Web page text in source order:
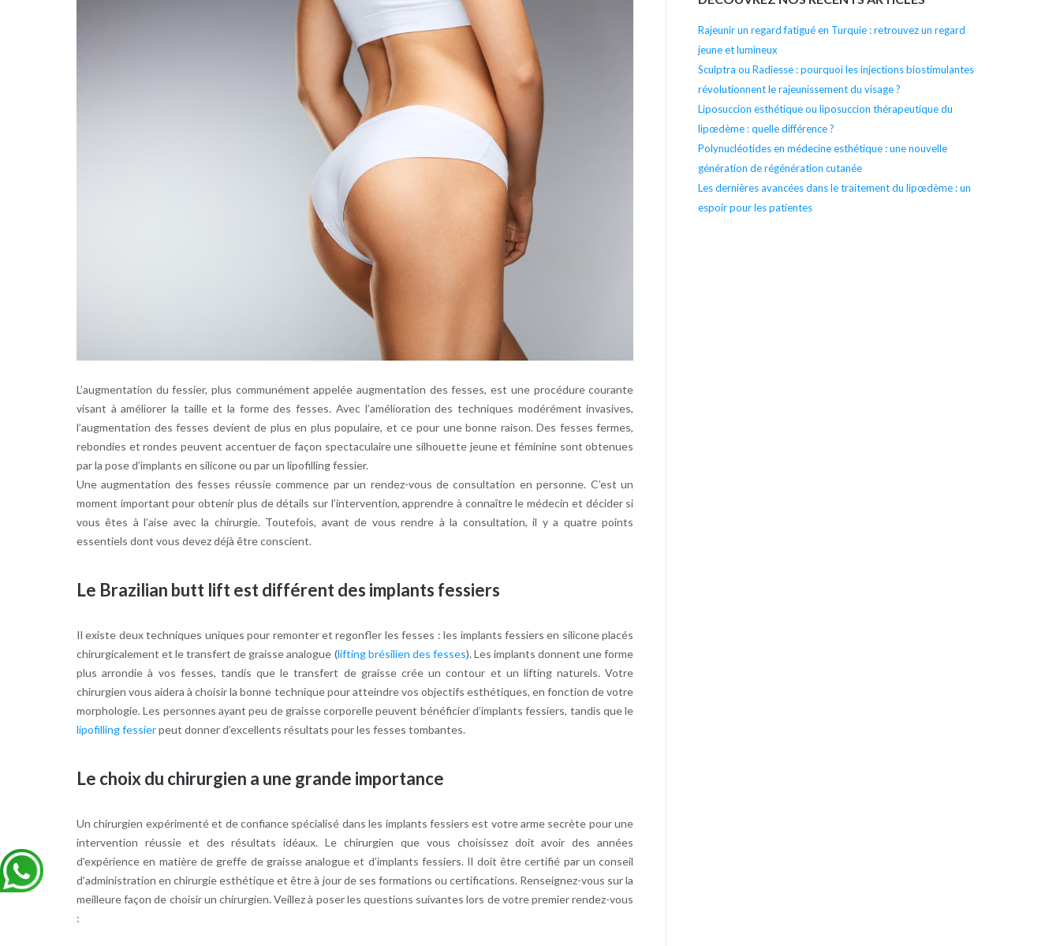
l’article
L’augmentation du fessier, plus communément appelée augmentation des fesses, est une procédure courante
visant à améliorer la taille et la forme des fesses. Avec l’amélioration des techniques modérément invasives,
l’augmentation des fesses devient de plus en plus populaire, et ce pour une bonne raison. Des fesses fermes,
rebondies et rondes peuvent accentuer de façon spectaculaire une silhouette jeune et féminine sont obtenues
par la pose d’implants en silicone ou par un lipofilling fessier.
Une augmentation des fesses réussie commence par un rendez-vous de consultation en personne. C’est un
moment important pour obtenir plus de détails sur l’intervention, apprendre à connaître le médecin et décider si
vous êtes à l’aise avec la chirurgie. Toutefois, avant de vous rendre à la consultation, il y a quatre points
essentiels dont vous devez déjà être conscient.
Le Brazilian butt lift est différent des implants fessiers
Il existe deux techniques uniques pour remonter et regonfler les fesses : les implants fessiers en silicone placés
chirurgicalement et le transfert de graisse analogue (lifting brésilien des fesses). Les implants donnent une forme
plus arrondie à vos fesses, tandis que le transfert de graisse crée un contour et un lifting naturels. Votre
chirurgien vous aidera à choisir la bonne technique pour atteindre vos objectifs esthétiques, en fonction de votre
morphologie. Les personnes ayant peu de graisse corporelle peuvent bénéficier d’implants fessiers, tandis que le
lipofilling fessierpeut donner d’excellents résultats pour les fesses tombantes.
Le choix du chirurgien a une grande importance
Un chirurgien expérimenté et de confiance spécialisé dans les implants fessiers est votre arme secrète pour une
intervention réussie et des résultats idéaux. Le chirurgien que vous choisissez doit avoir des années
d’expérience en matière de greffe de graisse analogue et d’implants fessiers. Il doit être certifié par un conseil
d’administration en chirurgie esthétique et être à jour de ses formations ou certifications. Renseignez-vous sur la
meilleure façon de choisir un chirurgien. Veillez à poser les questions suivantes lors de votre premier rendez-vous
:
Rajeunir un regard fatigué en Turquie : retrouvez un regard
jeune et lumineux
Sculptra ou Radiesse : pourquoi les injections biostimulantes
révolutionnent le rajeunissement du visage ?
Liposuccion esthétique ou liposuccion thérapeutique du
lipœdème : quelle différence ?
Polynucléotides en médecine esthétique : une nouvelle
génération de régénération cutanée
Les dernières avancées dans le traitement du lipœdème : un
espoir pour les patientes